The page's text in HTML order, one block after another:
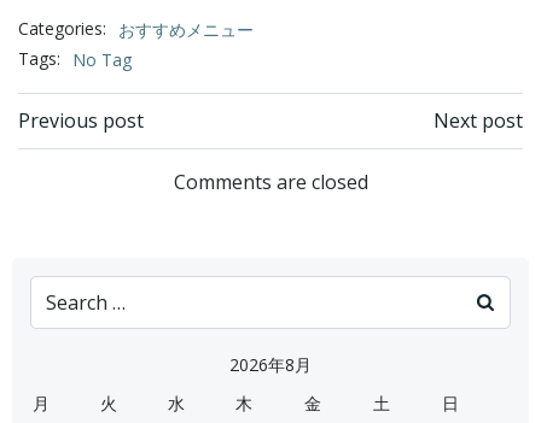
Categories:
おすすめメニュー
Tags:
No Tag
Post
navigation
Previous post
navigation
Next post
Comments are closed
Search
for:
2026年8月
月
火 水 木 金 土
日